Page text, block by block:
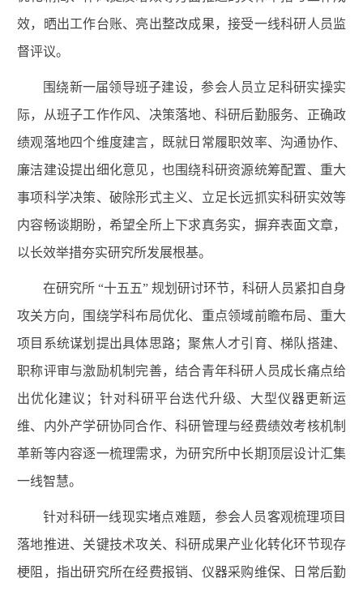
效，晒出工作台账、亮出整改成果，接受一线科研人员监
督评议。
围绕新一届领导班子建设，参会人员立足科研实操实
际，从班子工作作风、决策落地、科研后勤服务、正确政
绩观落地四个维度建言，既就日常履职效率、沟通协作、
廉洁建设提出细化意见，也围绕科研资源统筹配置、重大
事项科学决策、破除形式主义、立足长远抓实科研实效等
内容畅谈期盼，希望全所上下求真务实，摒弃表面文章，
以长效举措夯实研究所发展根基。
在研究所 “十五五” 规划研讨环节，科研人员紧扣自身
攻关方向，围绕学科布局优化、重点领域前瞻布局、重大
项目系统谋划提出具体思路；聚焦人才引育、梯队搭建、
职称评审与激励机制完善，结合青年科研人员成长痛点给
出优化建议；针对科研平台迭代升级、大型仪器更新运
维、内外产学研协同合作、科研管理与经费绩效考核机制
革新等内容逐一梳理需求，为研究所中长期顶层设计汇集
一线智慧。
针对科研一线现实堵点难题，参会人员客观梳理项目
落地推进、关键技术攻关、科研成果产业化转化环节现存
梗阻，指出研究所在经费报销、仪器采购维保、日常后勤